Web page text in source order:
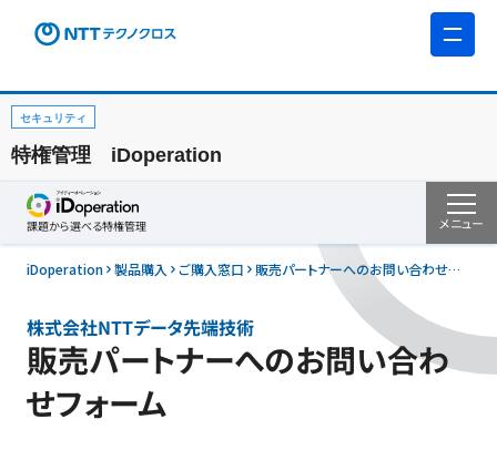
セキュリティ
特権管理 iDoperation
課題から選べる特権管理 メニュー
iDoperation 製品購入 ご購入窓口 販売パートナーへのお問い合わせフォーム(NTTデータ先端技術)
株式会社NTTデータ先端技術
販売パートナーへのお問い合わ
せフォーム